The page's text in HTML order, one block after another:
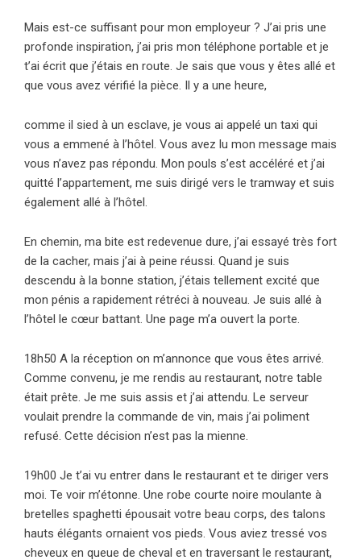
Mais est-ce suffisant pour mon employeur ? J’ai pris une
profonde inspiration, j’ai pris mon téléphone portable et je
t’ai écrit que j’étais en route. Je sais que vous y êtes allé et
que vous avez vérifié la pièce. Il y a une heure,
comme il sied à un esclave, je vous ai appelé un taxi qui
vous a emmené à l’hôtel. Vous avez lu mon message mais
vous n’avez pas répondu. Mon pouls s’est accéléré et j’ai
quitté l’appartement, me suis dirigé vers le tramway et suis
également allé à l’hôtel.
En chemin, ma bite est redevenue dure, j’ai essayé très fort
de la cacher, mais j’ai à peine réussi. Quand je suis
descendu à la bonne station, j’étais tellement excité que
mon pénis a rapidement rétréci à nouveau. Je suis allé à
l’hôtel le cœur battant. Une page m’a ouvert la porte.
18h50 A la réception on m’annonce que vous êtes arrivé.
Comme convenu, je me rendis au restaurant, notre table
était prête. Je me suis assis et j’ai attendu. Le serveur
voulait prendre la commande de vin, mais j’ai poliment
refusé. Cette décision n’est pas la mienne.
19h00 Je t’ai vu entrer dans le restaurant et te diriger vers
moi. Te voir m’étonne. Une robe courte noire moulante à
bretelles spaghetti épousait votre beau corps, des talons
hauts élégants ornaient vos pieds. Vous aviez tressé vos
cheveux en queue de cheval et en traversant le restaurant,